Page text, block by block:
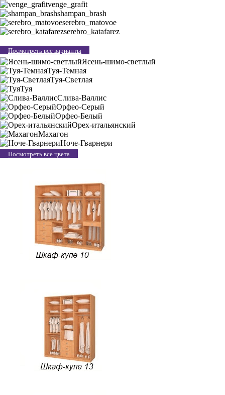
venge_grafit
shampan_brash
serebro_matovoe
serebro_katafarez
Посмотреть все варианты
Ясень-шимо-светлый
Туя-Темная
Туя-Светлая
Туя
Слива-Валлис
Орфео-Серый
Орфео-Белый
Орех-итальянский
Махагон
Ноче-Гварнери
Посмотреть все цвета